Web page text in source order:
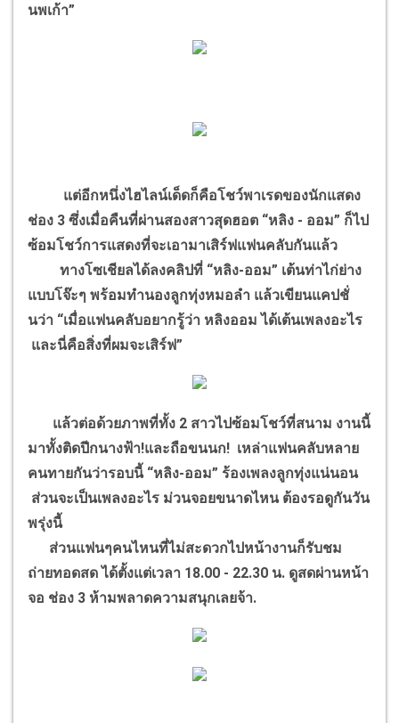
นพเก้า”
แต่อีกหนึ่งไฮไลน์เด็ดก็คือโชว์พาเรดของนักแสดง
ช่อง 3 ซึ่งเมื่อคืนที่ผ่านสองสาวสุดฮอต “หลิง - ออม” ก็ไป
ซ้อมโชว์การแสดงที่จะเอามาเสิร์ฟแฟนคลับกันแล้ว
ทางโซเชียลได้ลงคลิปที่ “หลิง-ออม” เต้นท่าไก่ย่าง
แบบโจ๊ะๆ พร้อมทำนองลูกทุ่งหมอลำ แล้วเขียนแคปชั่
นว่า “เมื่อแฟนคลับอยากรู้ว่า หลิงออม ได้เต้นเพลงอะไร
และนี่คือสิ่งที่ผมจะเสิร์ฟ”
แล้วต่อด้วยภาพที่ทั้ง 2 สาวไปซ้อมโชว์ที่สนาม งานนี้
มาทั้งติดปีกนางฟ้า!และถือขนนก! เหล่าแฟนคลับหลาย
คนทายกันว่ารอบนี้ “หลิง-ออม” ร้องเพลงลูกทุ่งแน่นอน
ส่วนจะเป็นเพลงอะไร ม่วนจอยขนาดไหน ต้องรอดูกันวัน
พรุ่งนี้
ส่วนแฟนๆคนไหนที่ไม่สะดวกไปหน้างานก็รับชม
ถ่ายทอดสด ได้ตั้งแต่เวลา 18.00 - 22.30 น. ดูสดผ่านหน้า
จอ ช่อง 3 ห้ามพลาดความสนุกเลยจ้า.